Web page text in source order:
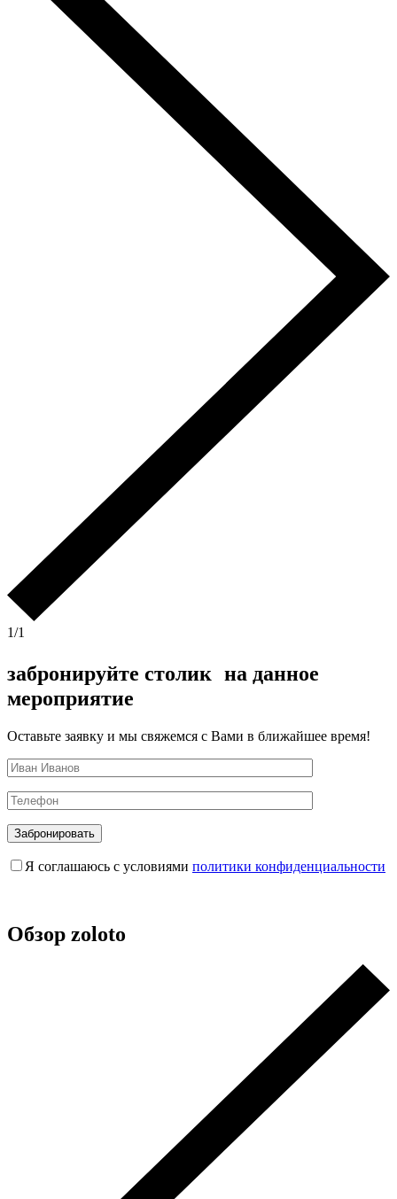
1/1
забронируйте столик на данное
мероприятие
Оставьте заявку и мы свяжемся с Вами в ближайшее время!
Забронировать
Я соглашаюсь с условиями политики конфиденциальности
Обзор zoloto